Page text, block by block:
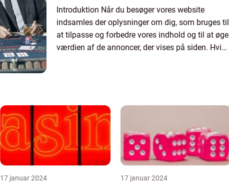
Introduktion Når du besøger vores website
indsamles der oplysninger om dig, som bruges til
at tilpasse og forbedre vores indhold og til at øge
værdien af de annoncer, der vises på siden. Hvis
17 januar 2024 17 januar 2024